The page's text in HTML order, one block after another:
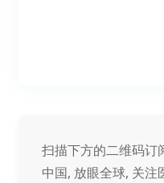
扫描下方的二维码订
中国, 放眼全球, 关